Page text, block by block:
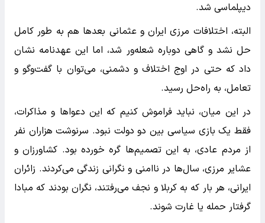
دیپلماسی شد.
البته، اختلافات مرزی ایران و عثمانی بعدها هم به طور کامل
حل نشد و گاهی دوباره شعله‌ور شد، اما این عهدنامه نشان
داد که حتی در اوج اختلاف و دشمنی، می‌توان با گفت‌وگو و
تعامل، به راه‌حل رسید.
در این میان، نباید فراموش کنیم که این دعواها و مذاکرات،
فقط یک بازی سیاسی بین دو دولت نبود. سرنوشت هزاران نفر
از مردم عادی، به این تصمیم‌ها گره خورده بود. کشاورزان و
عشایر مرزی، سال‌ها در ناامنی و نگرانی زندگی می‌کردند. زائران
ایرانی، هر بار که به کربلا و نجف می‌رفتند، نگران بودند که مبادا
گرفتار حمله یا غارت شوند.